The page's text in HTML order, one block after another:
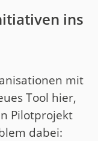
ins
mit
Tool hier,
Pilotprojekt
dabei: